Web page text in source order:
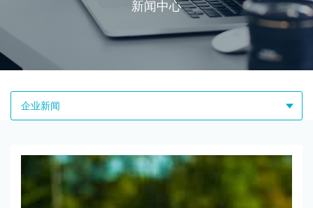
新闻中心
企业新闻